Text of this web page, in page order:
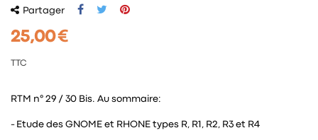
Partager
25,00 €
TTC
RTM n° 29 / 30 Bis. Au sommaire:
- Etude des GNOME et RHONE types R, R1, R2, R3 et R4